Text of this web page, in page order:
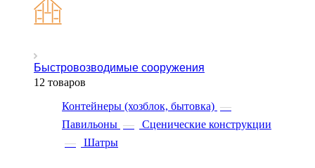
Быстровозводимые сооружения
12 товаров
Контейнеры (хозблок, бытовка) —
Павильоны —
Сценические конструкции
—
Шатры